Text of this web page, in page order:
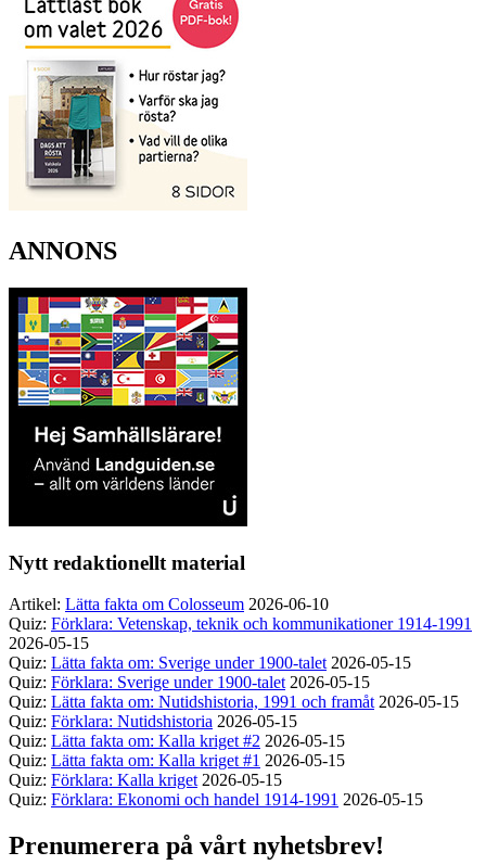
ANNONS
Nytt redaktionellt material
Artikel: Lätta fakta om Colosseum 2026-06-10
Quiz: Förklara: Vetenskap, teknik och kommunikationer 1914-1991
2026-05-15
Quiz: Lätta fakta om: Sverige under 1900-talet 2026-05-15
Quiz: Förklara: Sverige under 1900-talet 2026-05-15
Quiz: Lätta fakta om: Nutidshistoria, 1991 och framåt 2026-05-15
Quiz: Förklara: Nutidshistoria 2026-05-15
Quiz: Lätta fakta om: Kalla kriget #2 2026-05-15
Quiz: Lätta fakta om: Kalla kriget #1 2026-05-15
Quiz: Förklara: Kalla kriget 2026-05-15
Quiz: Förklara: Ekonomi och handel 1914-1991 2026-05-15
Prenumerera på vårt nyhetsbrev!